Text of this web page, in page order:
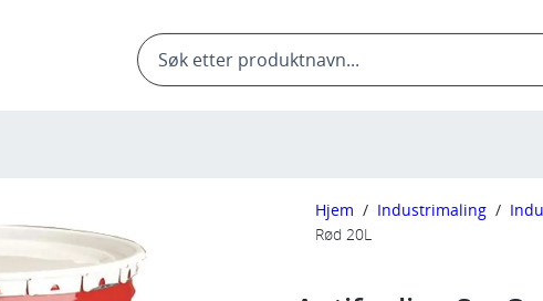
Products
search
Hjem / Industrimaling /
Rød 20L